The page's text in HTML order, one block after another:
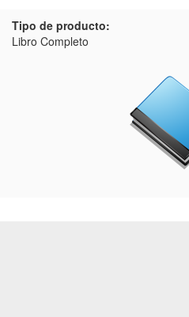
Tipo de producto:
Libro Completo